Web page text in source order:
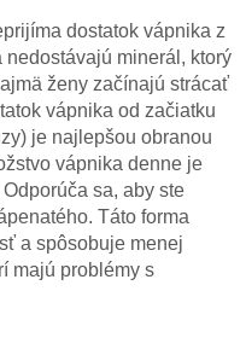
dostatok vápnika z
nedostávajú minerál, ktorý
ženy začínajú strácať
vápnika od začiatku
je najlepšou obranou
vápnika denne je
sa, aby ste
Táto forma
a spôsobuje menej
majú problémy s